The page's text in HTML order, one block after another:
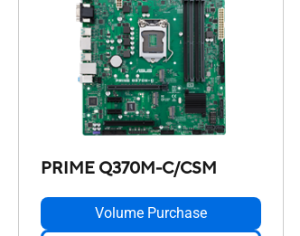
PRIME Q370M-C/CSM
Volume Purchase